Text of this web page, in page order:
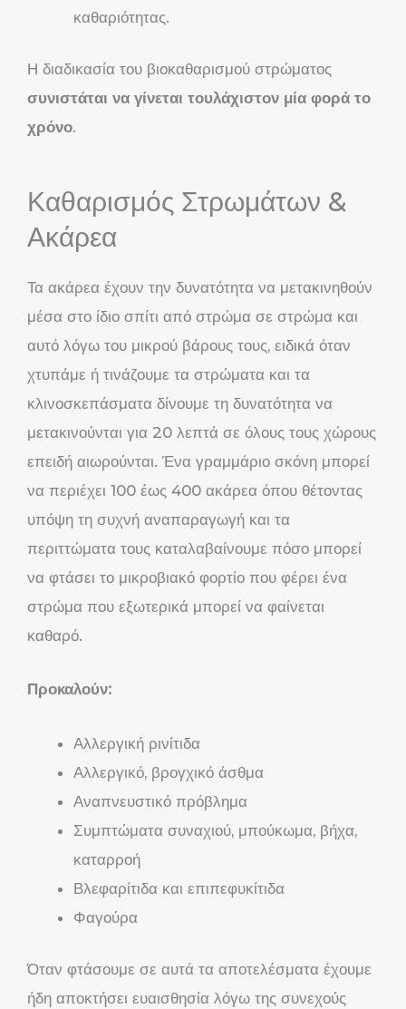
καθαριότητας.
Η διαδικασία του βιοκαθαρισμού στρώματος
συνιστάται να γίνεται τουλάχιστον μία φορά το
χρόνο.
Καθαρισμός Στρωμάτων &
Ακάρεα
Τα ακάρεα έχουν την δυνατότητα να μετακινηθούν
μέσα στο ίδιο σπίτι από στρώμα σε στρώμα και
αυτό λόγω του μικρού βάρους τους, ειδικά όταν
χτυπάμε ή τινάζουμε τα στρώματα και τα
κλινοσκεπάσματα δίνουμε τη δυνατότητα να
μετακινούνται για 20 λεπτά σε όλους τους χώρους
επειδή αιωρούνται. Ένα γραμμάριο σκόνη μπορεί
να περιέχει 100 έως 400 ακάρεα όπου θέτοντας
υπόψη τη συχνή αναπαραγωγή και τα
περιττώματα τους καταλαβαίνουμε πόσο μπορεί
να φτάσει το μικροβιακό φορτίο που φέρει ένα
στρώμα που εξωτερικά μπορεί να φαίνεται
καθαρό.
Προκαλούν:
Αλλεργική ρινίτιδα
Αλλεργικό, βρογχικό άσθμα
Αναπνευστικό πρόβλημα
Συμπτώματα συναχιού, μπούκωμα, βήχα,
καταρροή
Βλεφαρίτιδα και επιπεφυκίτιδα
Φαγούρα
Όταν φτάσουμε σε αυτά τα αποτελέσματα έχουμε
ήδη αποκτήσει ευαισθησία λόγω της συνεχούς